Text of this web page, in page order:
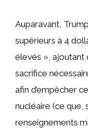
Auparavant,
supérieurs à 4
élevés », ajoutant
sacrifice
afin d’empêcher
nucléaire (ce que,
renseignements